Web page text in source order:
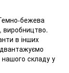
бежева
виробництво.
в інших
складу у